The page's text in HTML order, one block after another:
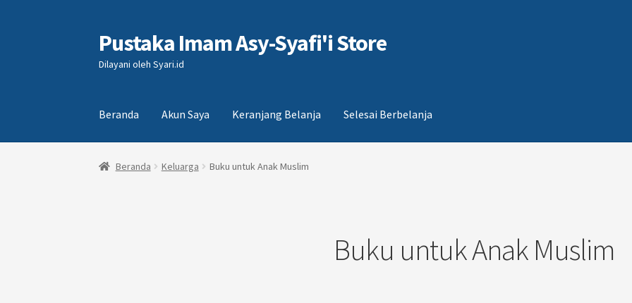
Skip
to
navigation
Skip
to
content
Pustaka Imam Asy-Syafi'i Store
Dilayani oleh Syari.id
Beranda Akun Saya Keranjang Belanja Selesai Berbelanja
Beranda Akun Saya Keranjang Belanja Selesai Berbelanja
Beranda Keluarga Buku untuk Anak Muslim
Buku untuk Anak Muslim